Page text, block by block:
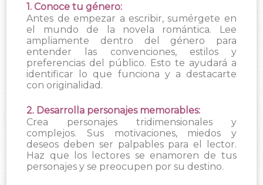
1. Conoce tu género:
Antes de empezar a escribir, sumérgete en
el mundo de la novela romántica. Lee
ampliamente dentro del género para
entender las convenciones, estilos y
preferencias del público. Esto te ayudará a
identificar lo que funciona y a destacarte
con originalidad.
2. Desarrolla personajes memorables:
Crea personajes tridimensionales y
complejos. Sus motivaciones, miedos y
deseos deben ser palpables para el lector.
Haz que los lectores se enamoren de tus
personajes y se preocupen por su destino.